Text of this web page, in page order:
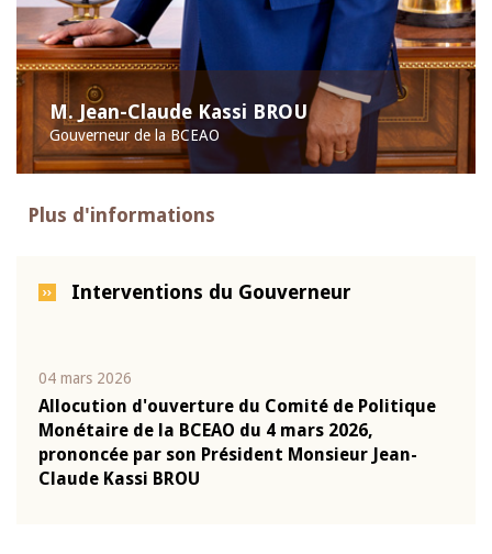
M. Jean-Claude Kassi BROU
Gouverneur de la BCEAO
Plus d'informations
Interventions du Gouverneur
04 mars 2026
Allocution d'ouverture du Comité de Politique
Monétaire de la BCEAO du 4 mars 2026,
prononcée par son Président Monsieur Jean-
Claude Kassi BROU